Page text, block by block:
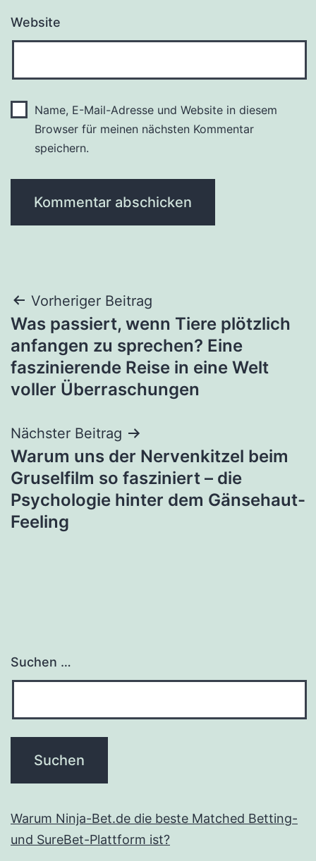
Website
Name, E-Mail-Adresse und Website in diesem
Browser für meinen nächsten Kommentar
speichern.
Beitragsnavigation
Vorheriger Beitrag
Was passiert, wenn Tiere plötzlich
anfangen zu sprechen? Eine
faszinierende Reise in eine Welt
voller Überraschungen
Nächster Beitrag
Warum uns der Nervenkitzel beim
Gruselfilm so fasziniert – die
Psychologie hinter dem Gänsehaut-
Feeling
Suchen …
Warum Ninja-Bet.de die beste Matched Betting-
und SureBet-Plattform ist?